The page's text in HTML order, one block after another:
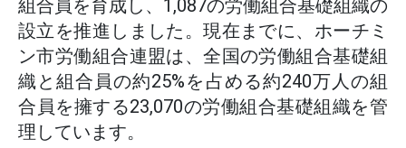
組合員を育成し、1,087の労働組合基礎組織の
設立を推進しました。現在までに、ホーチミ
ン市労働組合連盟は、全国の労働組合基礎組
織と組合員の約25%を占める約240万人の組
合員を擁する23,070の労働組合基礎組織を管
理しています。